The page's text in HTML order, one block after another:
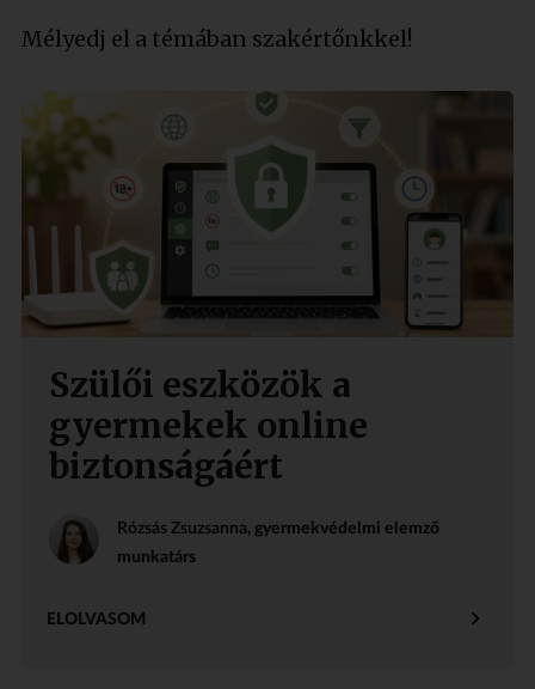
Mélyedj el a témában szakértőnkkel!
Szülői eszközök a
gyermekek online
biztonságáért
Rózsás Zsuzsanna, gyermekvédelmi elemző
munkatárs
ELOLVASOM